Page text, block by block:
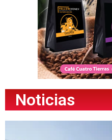
Noticias